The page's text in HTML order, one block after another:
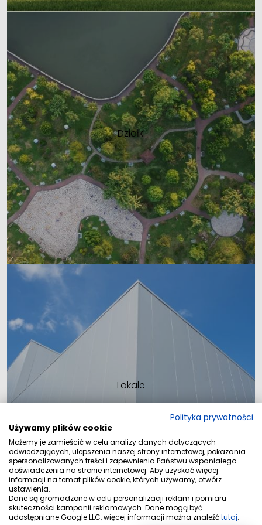
Działki
Lokale
Polityka prywatności
Używamy plików cookie
Możemy je zamieścić w celu analizy danych dotyczących
odwiedzających, ulepszenia naszej strony internetowej, pokazania
spersonalizowanych treści i zapewnienia Państwu wspaniałego
doświadczenia na stronie internetowej. Aby uzyskać więcej
informacji na temat plików cookie, których używamy, otwórz
ustawienia.
Dane są gromadzone w celu personalizacji reklam i pomiaru
skuteczności kampanii reklamowych. Dane mogą być
udostępniane Google LLC, więcej informacji można znaleźćtutaj.